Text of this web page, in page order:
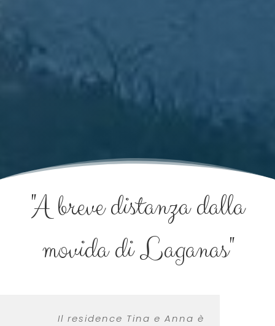
"A breve distanza dalla
movida di Laganas"
Il residence Tina e Anna è